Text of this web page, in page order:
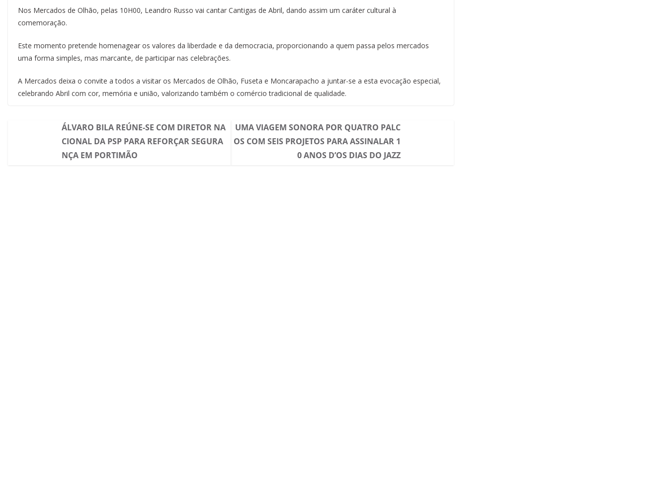
k s n p m k
Nos Mercados de Olhão, pelas 10H00, Leandro Russo vai cantar Cantigas de Abril, dando assim um caráter cultural à
comemoração.
Este momento pretende homenagear os valores da liberdade e da democracia, proporcionando a quem passa pelos mercados
uma forma simples, mas marcante, de participar nas celebrações.
A Mercados deixa o convite a todos a visitar os Mercados de Olhão, Fuseta e Moncarapacho a juntar-se a esta evocação especial,
celebrando Abril com cor, memória e união, valorizando também o comércio tradicional de qualidade.
ÁLVARO BILA REÚNE-SE COM DIRETOR NA
CIONAL DA PSP PARA REFORÇAR SEGURA
NÇA EM PORTIMÃO
UMA VIAGEM SONORA POR QUATRO PALC
OS COM SEIS PROJETOS PARA ASSINALAR 1
0 ANOS D’OS DIAS DO JAZZ